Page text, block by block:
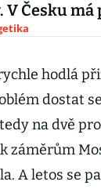
V Česku
hodlá
dostat
na dvě
záměrům
A letos se